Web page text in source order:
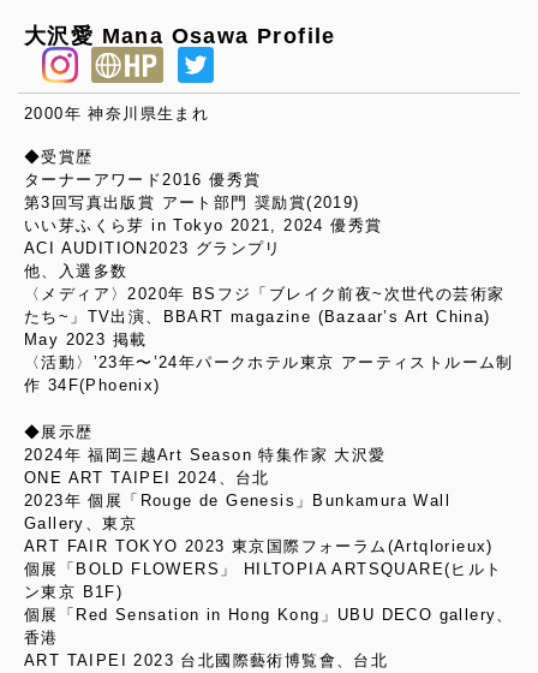
大沢愛 Mana Osawa Profile
2000年 神奈川県生まれ
◆受賞歴
ターナーアワード2016 優秀賞
第3回写真出版賞 アート部門 奨励賞(2019)
いい芽ふくら芽 in Tokyo 2021, 2024 優秀賞
ACI AUDITION2023 グランプリ
他、入選多数
〈メディア〉2020年 BSフジ「ブレイク前夜~次世代の芸術家
たち~」TV出演、BBART magazine (Bazaar’s Art China)
May 2023 掲載
〈活動〉’23年〜’24年パークホテル東京 アーティストルーム制
作 34F(Phoenix)
◆展示歴
2024年 福岡三越Art Season 特集作家 大沢愛
ONE ART TAIPEI 2024、台北
2023年 個展「Rouge de Genesis」Bunkamura Wall
Gallery、東京
ART FAIR TOKYO 2023 東京国際フォーラム(Artqlorieux)
個展「BOLD FLOWERS」 HILTOPIA ARTSQUARE(ヒルト
ン東京 B1F)
個展「Red Sensation in Hong Kong」UBU DECO gallery、
香港
ART TAIPEI 2023 台北國際藝術博覧會、台北